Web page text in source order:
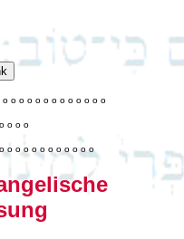
o o o o o o o o o o o o o
o o o o
o o o o o o o o o o o o